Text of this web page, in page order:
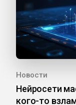
Новости
Нейросети
кого-то